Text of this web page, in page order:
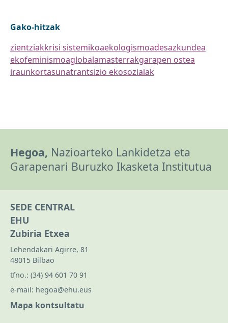
Gako-hitzak
zientziakkrisi sistemikoaekologismoadesazkundea
ekofeminismoaglobalamasterrakgarapen ostea
iraunkortasunatrantsizio ekosozialak
Hegoa, Nazioarteko Lankidetza eta
Garapenari Buruzko Ikasketa Institutua
SEDE CENTRAL
EHU
Zubiria Etxea
Lehendakari Agirre, 81
48015 Bilbao
tfno.: (34) 94 601 70 91
e-mail: hegoa@ehu.eus
Mapa kontsultatu